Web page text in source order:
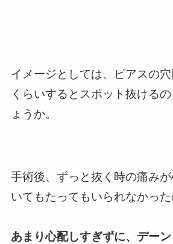
イメージとしては、ピアスの
くらいするとスポット抜ける
ょうか。
手術後、ずっと抜く時の痛みが
いてもたってもいられなかった
あまり心配しすぎずに、デー